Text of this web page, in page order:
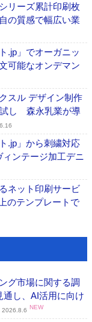
リーズ累計印刷枚
の質感で幅広い業
.jp」でオーガニッ
可能なオンデマン
スル デザイン制作
試し 森永乳業が導
.jp」から刺繍対応
ンテージ加工デニ
ネット印刷サービ
のテンプレートで
グ市場に関する調
し、AI活用に向け
2026.8.6 NEW